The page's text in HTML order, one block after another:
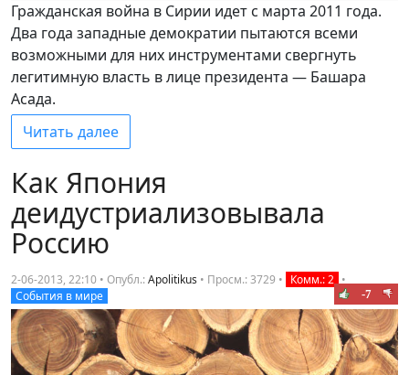
Гражданская война в Сирии идет с марта 2011 года.
Два года западные демократии пытаются всеми
возможными для них инструментами свергнуть
легитимную власть в лице президента — Башара
Асада.
Читать далее
Как Япония
деидустриализовывала
Россию
2-06-2013, 22:10 • Опубл.:Apolitikus • Просм.: 3729 • Комм.: 2 •
События в мире
-7